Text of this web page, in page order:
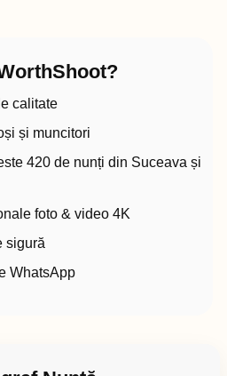
calitate
și muncitori
420 de nunți din Suceava și
foto & video 4K
sigură
WhatsApp